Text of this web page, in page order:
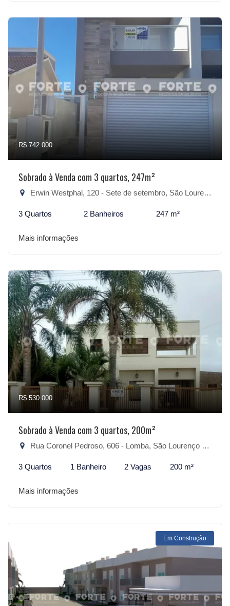
R$ 742.000
Sobrado à Venda com 3 quartos, 247m²
Erwin Westphal, 120 - Sete de setembro, São Lourenço do Sul-RS
3 Quartos 2 Banheiros 247 m²
Mais informações
R$ 530.000
Sobrado à Venda com 3 quartos, 200m²
Rua Coronel Pedroso, 606 - Lomba, São Lourenço do Sul-RS
3 Quartos 1 Banheiro 2 Vagas 200 m²
Mais informações
Em Construção